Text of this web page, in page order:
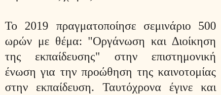
Το 2019 πραγματοποίησε σεμινάριο 500
ωρών με θέμα: "Οργάνωση και Διοίκηση
της εκπαίδευσης" στην επιστημονική
ένωση για την προώθηση της καινοτομίας
στην εκπαίδευση. Ταυτόχρονα έγινε και